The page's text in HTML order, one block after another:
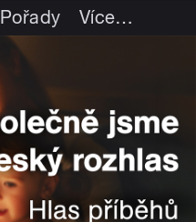
Pořady Více…